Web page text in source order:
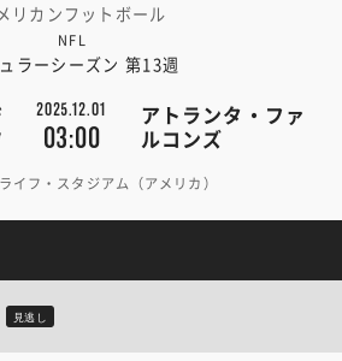
リカンフットボール
NFL
ラーシーズン 第13週
2025.12.01
03:00
アトランタ・ファ
ルコンズ
イフ・スタジアム（アメリカ）
見逃し